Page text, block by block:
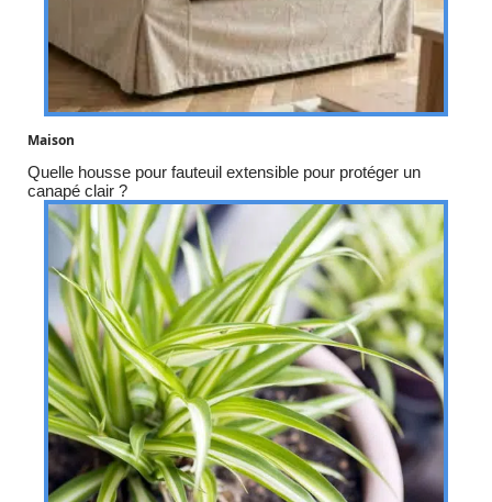
Maison
Quelle housse pour fauteuil extensible pour protéger un
canapé clair ?